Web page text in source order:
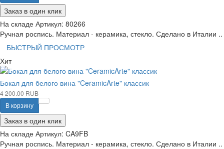
Заказ в один клик
На складе Артикул: 80266
Ручная роспись. Материал - керамика, стекло. Сделано в Италии ..
БЫСТРЫЙ ПРОСМОТР
Хит
Бокал для белого вина "CeramicArte" классик
4 200.00 RUB
В корзину
Заказ в один клик
На складе Артикул: CA9FB
Ручная роспись. Материал - керамика, стекло. Сделано в Италии ..